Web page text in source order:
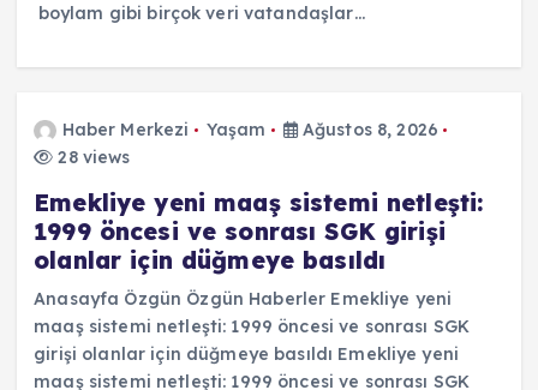
boylam gibi birçok veri vatandaşlar…
Haber Merkezi Yaşam
Ağustos 8, 2026
28 views
Emekliye yeni maaş sistemi netleşti:
1999 öncesi ve sonrası SGK girişi
olanlar için düğmeye basıldı
Anasayfa Özgün Özgün Haberler Emekliye yeni
maaş sistemi netleşti: 1999 öncesi ve sonrası SGK
girişi olanlar için düğmeye basıldı Emekliye yeni
maaş sistemi netleşti: 1999 öncesi ve sonrası SGK